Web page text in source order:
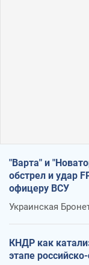
"Варта" и
обстрел и удар
офицеру ВСУ
Украинская
КНДР как
этапе